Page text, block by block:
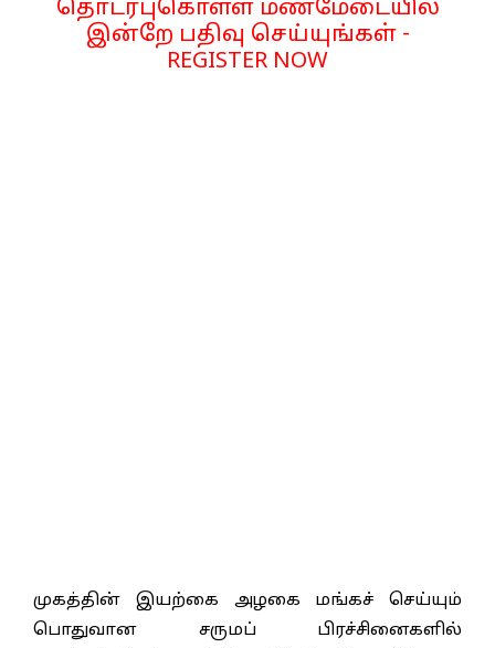
தொடர்புகொள்ள மணமேடையில்
இன்றே பதிவு செய்யுங்கள் -
REGISTER NOW
முகத்தின் இயற்கை அழகை மங்கச் செய்யும்
பொதுவான சருமப் பிரச்சினைகளில்